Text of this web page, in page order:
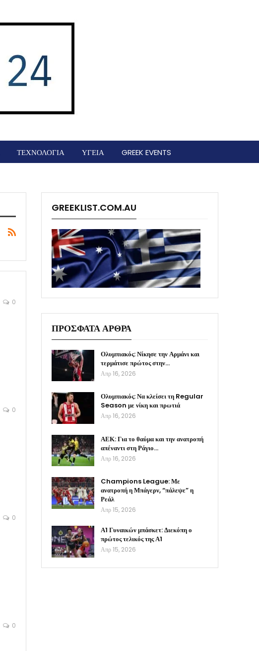
ΤΕΧΝΟΛΟΓΙΑ ΥΓΕΙΑ GREEK EVENTS
0
0
0
0
GREEKLIST.COM.AU
ΠΡΟΣΦΑΤΑ ΑΡΘΡΑ
Ολυμπιακός: Νίκησε την Αρμάνι και
τερμάτισε πρώτος στην…
Απρ 16, 2026
Ολυμπιακός: Να κλείσει τη Regular
Season με νίκη και πρωτιά
Απρ 16, 2026
ΑΕΚ: Για το θαύμα και την ανατροπή
απέναντι στη Ράγιο…
Απρ 16, 2026
Champions League: Με
ανατροπή η Μπάγερν, “πάλεψε” η
Ρεάλ
Απρ 15, 2026
Α1 Γυναικών μπάσκετ: Διεκόπη ο
πρώτος τελικός της Α1
Απρ 15, 2026